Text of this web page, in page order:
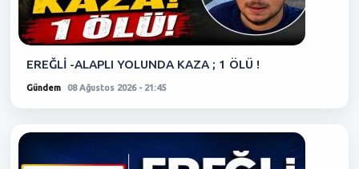
EREĞLİ -ALAPLI YOLUNDA KAZA ; 1 ÖLÜ !
Gündem 08 Ağustos 2026 - 21:45